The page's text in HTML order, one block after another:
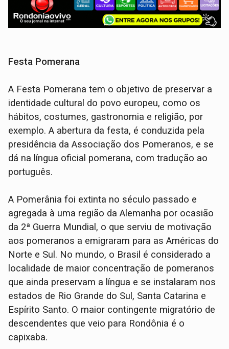
Festa Pomerana
A Festa Pomerana tem o objetivo de preservar a
identidade cultural do povo europeu, como os
hábitos, costumes, gastronomia e religião, por
exemplo. A abertura da festa, é conduzida pela
presidência da Associação dos Pomeranos, e se
dá na língua oficial pomerana, com tradução ao
português.
A Pomerânia foi extinta no século passado e
agregada à uma região da Alemanha por ocasião
da 2ª Guerra Mundial, o que serviu de motivação
aos pomeranos a emigraram para as Américas do
Norte e Sul. No mundo, o Brasil é considerado a
localidade de maior concentração de pomeranos
que ainda preservam a língua e se instalaram nos
estados de Rio Grande do Sul, Santa Catarina e
Espírito Santo. O maior contingente migratório de
descendentes que veio para Rondônia é o
capixaba.